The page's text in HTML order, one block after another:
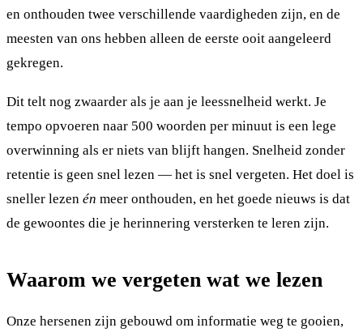
en onthouden twee verschillende vaardigheden zijn, en de
meesten van ons hebben alleen de eerste ooit aangeleerd
gekregen.
Dit telt nog zwaarder als je aan je leessnelheid werkt. Je
tempo opvoeren naar 500 woorden per minuut is een lege
overwinning als er niets van blijft hangen. Snelheid zonder
retentie is geen snel lezen — het is snel vergeten. Het doel is
sneller lezen én meer onthouden, en het goede nieuws is dat
de gewoontes die je herinnering versterken te leren zijn.
Waarom we vergeten wat we lezen
Onze hersenen zijn gebouwd om informatie weg te gooien,